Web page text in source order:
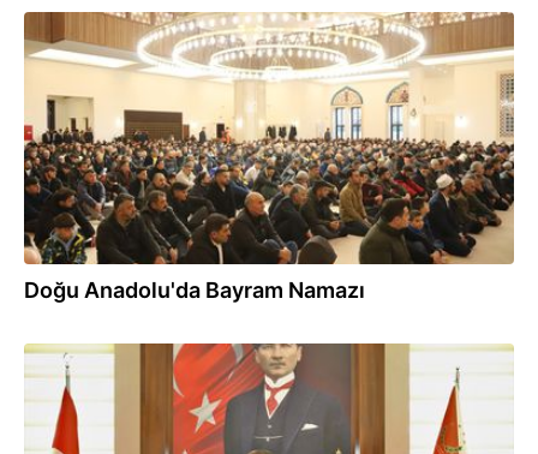
10.04.2024
Doğu Anadolu'da Bayram Namazı
08.04.2024